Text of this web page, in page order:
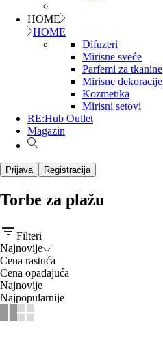
HOME
HOME
Difuzeri
Mirisne sveće
Parfemi za tkanine
Mirisne dekoracije
Kozmetika
Mirisni setovi
RE:Hub Outlet
Magazin
Prijava Registracija
Torbe za plažu
Filteri
Najnovije
Cena rastuća
Cena opadajuća
Najnovije
Najpopularnije